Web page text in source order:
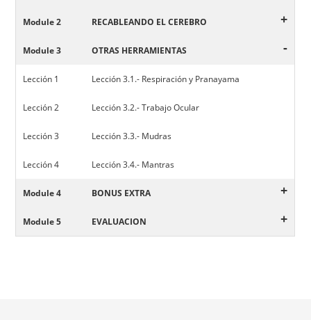
Module 2 RECABLEANDO EL CEREBRO +
Module 3 OTRAS HERRAMIENTAS -
Lección 1 Lección 3.1.- Respiración y Pranayama
Lección 2 Lección 3.2.- Trabajo Ocular
Lección 3 Lección 3.3.- Mudras
Lección 4 Lección 3.4.- Mantras
Module 4 BONUS EXTRA +
Module 5 EVALUACION +